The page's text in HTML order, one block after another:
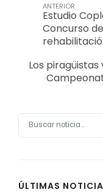
ANTERIOR
Estudio
Concurso
Los
ÚLTIMAS